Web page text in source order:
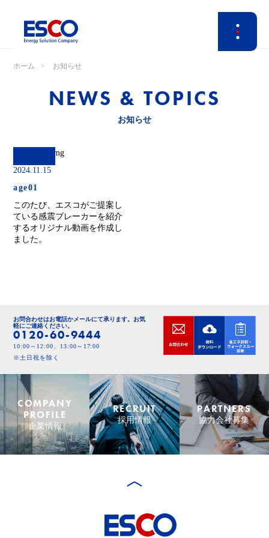
ホーム お知らせ
NEWS & TOPICS
お知らせ
2024.11.15
age01
このたび、エスコがご提案し
ている感震ブレーカーを紹介
するオリジナル動画を作成し
ました。
お問合わせはお電話かメールにて承ります。 お気
軽にご連絡ください。
0120-60-9444
10:00～12:00、13:00～17:00
※土日祝を除く
COMPANY
PROFILE
企業情報
RECRUIT
採用情報
PARTNERS
協力会社募集